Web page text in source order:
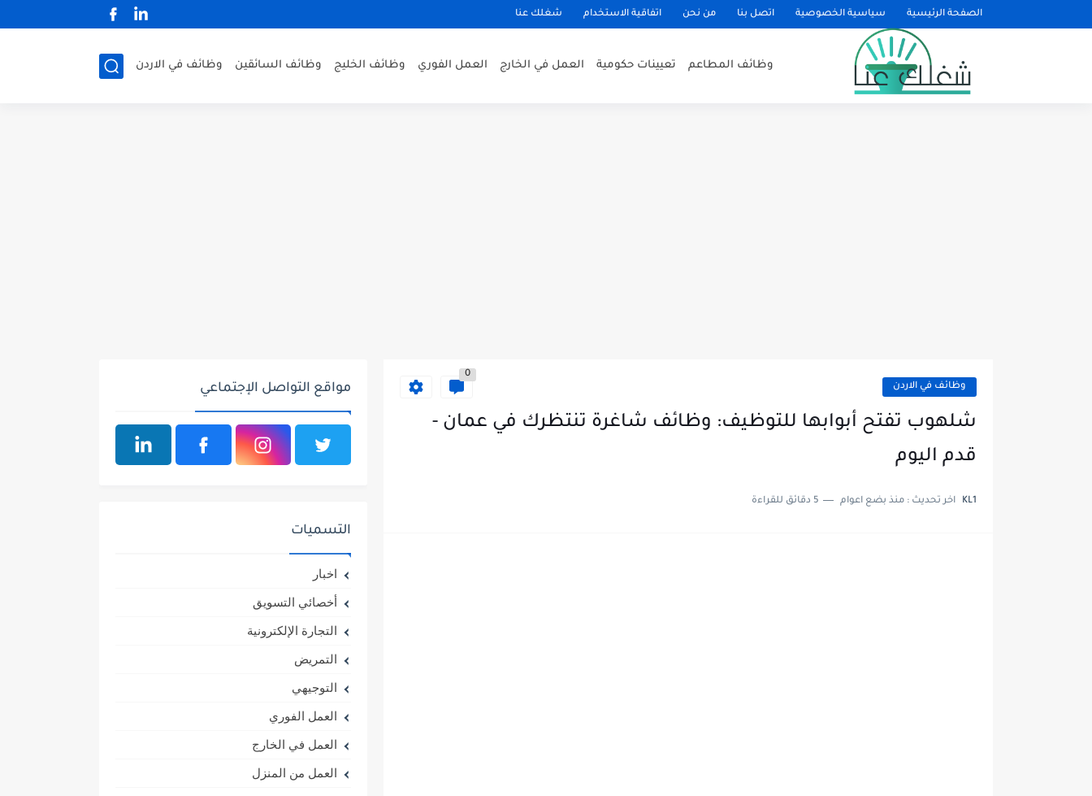
الصفحة الرئيسية سياسية الخصوصية اتصل بنا من نحن اتفاقية الاستخدام شغلك عنا
وظائف المطاعم تعيينات حكومية العمل في الخارج العمل الفوري وظائف الخليج وظائف السائقين وظائف في الاردن
وظائف في الاردن
0
شلهوب تفتح أبوابها للتوظيف: وظائف شاغرة تنتظرك في عمان -
قدم اليوم
KL1 اخر تحديث : منذ بضع اعوام 5 دقائق للقراءة
مواقع التواصل الإجتماعي
التسميات
اخبار
أخصائي التسويق
التجارة الإلكترونية
التمريض
التوجيهي
العمل الفوري
العمل في الخارج
العمل من المنزل